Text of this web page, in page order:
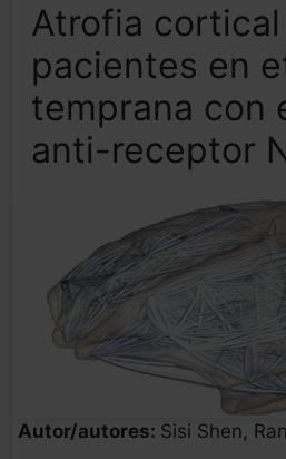
Atrofia cortical
pacientes en
temprana con
anti-receptor
Autor/autores: Sisi Shen,